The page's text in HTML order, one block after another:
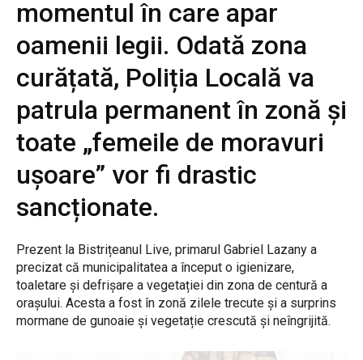
momentul în care apar
oamenii legii. Odată zona
curățată, Poliția Locală va
patrula permanent în zonă și
toate „femeile de moravuri
ușoare” vor fi drastic
sancționate.
Prezent la Bistrițeanul Live, primarul Gabriel Lazany a
precizat că municipalitatea a început o igienizare,
toaletare și defrișare a vegetației din zona de centură a
orașului. Acesta a fost în zonă zilele trecute și a surprins
mormane de gunoaie și vegetație crescută și neîngrijită.